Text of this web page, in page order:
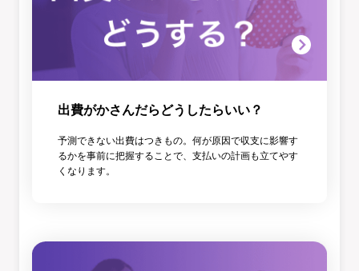
出費がかさんだらどうしたらいい？
予測できない出費はつきもの。何が原因で収支に影響す
るかを事前に把握することで、支払いの計画も立てやす
くなります。